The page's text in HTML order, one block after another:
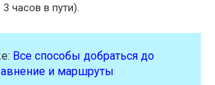
часов в пути).
Все способы добраться до
и маршруты